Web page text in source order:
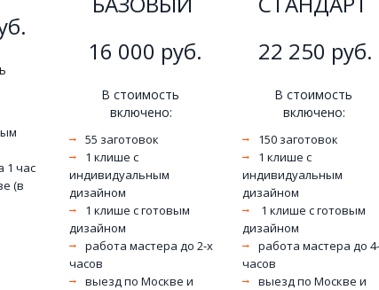
1 час
(в
16 000 руб.
В стоимость
включено:
55 заготовок
1 клише с
индивидуальным
дизайном
1 клише с готовым
дизайном
работа мастера до 2-х
часов
выезд по Москве и
22 250 руб.
В стоимость
включено:
150 заготовок
1 клише с
индивидуальным
дизайном
1 клише с готовым
дизайном
работа мастера до
часов
выезд по Москве и